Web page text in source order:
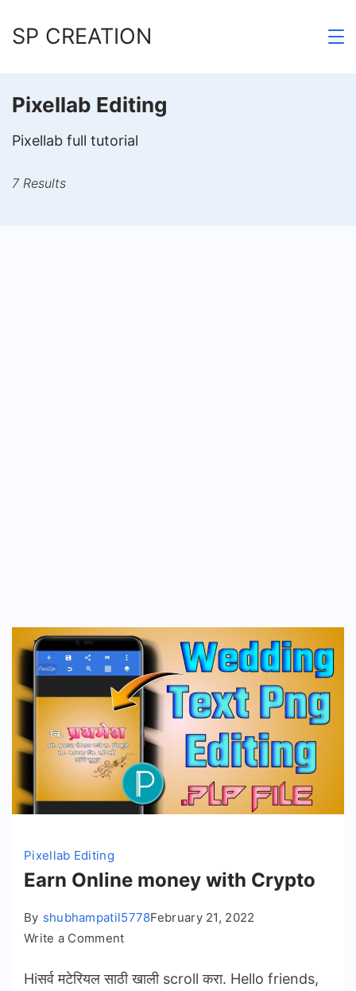
toSP CREATION
Pixellab Editing
Pixellab full tutorial
7 Results
Pixellab Editing
Earn Online money with Crypto
By shubhampatil5778February 21, 2022
Write a Commenton
Online
Hiसर्व मटेरियल साठी खाली scroll करा. Hello friends,